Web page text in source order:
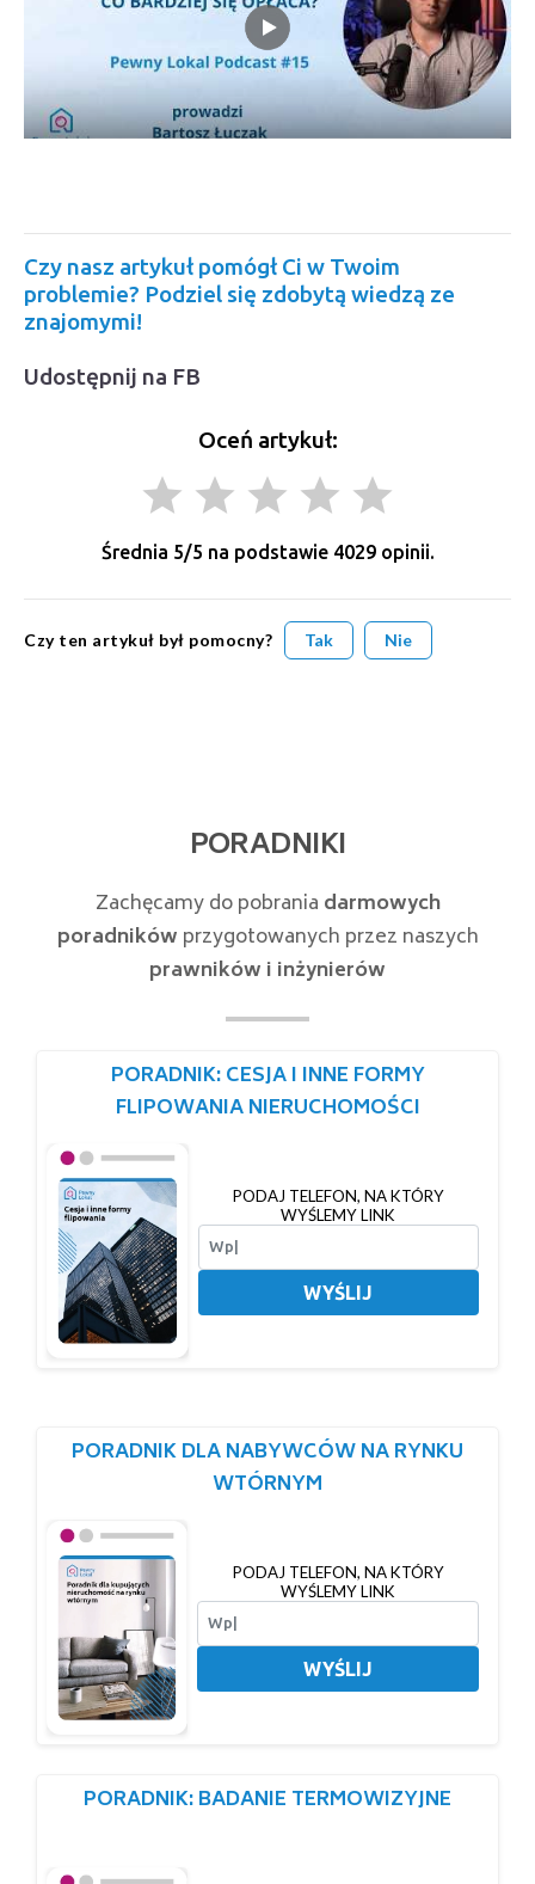
Czy nasz artykuł pomógł Ci w Twoim
problemie? Podziel się zdobytą wiedzą ze
znajomymi!
Udostępnij na FB
Oceń artykuł:
grade grade grade grade grade
Średnia 5/5 na podstawie 4029opinii.
Czy ten artykuł był pomocny? Tak Nie
PORADNIKI
Zachęcamy do pobrania darmowych
poradników przygotowanych przez naszych
prawników i inżynierów
PORADNIK: CESJA I INNE FORMY
FLIPOWANIA NIERUCHOMOŚCI
PODAJ TELEFON, NA KTÓRY
WYŚLEMY LINK
WYŚLIJ
PORADNIK DLA NABYWCÓW NA RYNKU
WTÓRNYM
PODAJ TELEFON, NA KTÓRY
WYŚLEMY LINK
WYŚLIJ
PORADNIK: BADANIE TERMOWIZYJNE